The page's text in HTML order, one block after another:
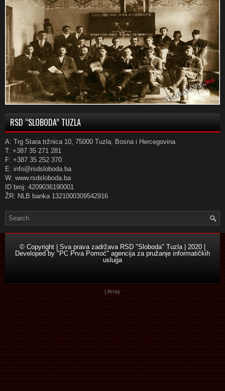
RSD “SLOBODA” TUZLA
A: Trg Stara tržnica 10, 75000 Tuzla, Bosna i Hercegovina
T: +387 35 271 281
F: +387 35 252 370
E: info@rsdsloboda.ba
W: www.rsdsloboda.ba
ID broj: 4209036190001
ŽR: NLB banka 1321000309542916
© Copyright | Sva prava zadržava RSD "Sloboda" Tuzla | 2020 |
Developed by "PC Prva Pomoć" agencija za pružanje informatičkih
usluga
| Array